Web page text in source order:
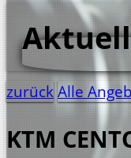
zurückAlle
KTM